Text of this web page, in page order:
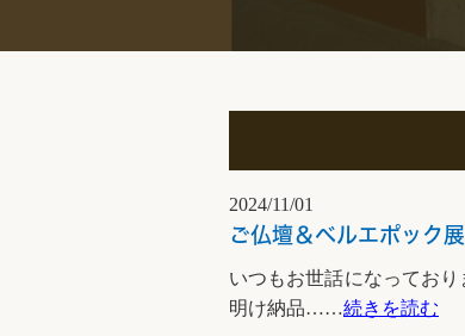
2024/11/01
ご仏壇＆ベルエポック展
いつもお世話になってお
明け納品……続きを読む